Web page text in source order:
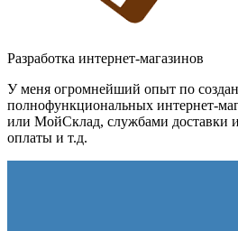
Разработка интернет-магазинов
У меня огромнейший опыт по
полнофункциональных интернет-
или МойСклад, службами доставки
оплаты и т.д.